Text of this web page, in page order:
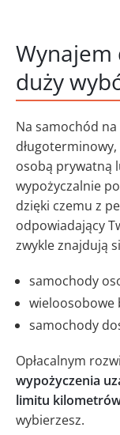
Wynajem
duży
Na samochód
osobą prywatną
wypożyczalnie
dzięki czemu z
odpowiadający
zwykle znajdują
samochody
wieloosobowe
samochody
Opłacalnym
wypożyczenia
limitu
wybierzesz.